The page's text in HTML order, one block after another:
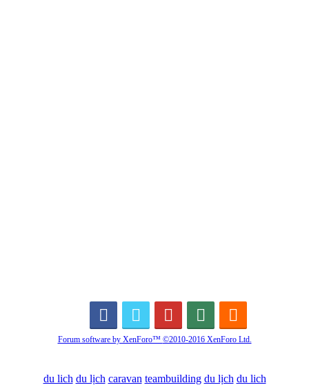
Forum software by XenForo™ ©2010-2016 XenForo Ltd.
du lich du lịch caravan teambuilding du lịch du lich